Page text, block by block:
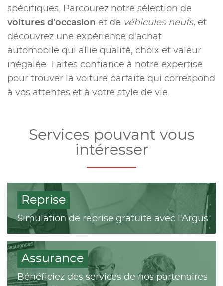
spécifiques. Parcourez notre sélection de
voitures d'occasion et de véhicules neufs, et
découvrez une expérience d'achat
automobile qui allie qualité, choix et valeur
inégalée. Faites confiance à notre expertise
pour trouver la voiture parfaite qui correspond
à vos attentes et à votre style de vie.
Services pouvant vous
intéresser
Reprise
Simulation de reprise gratuite avec l'Argus
Assurance
Bénéficiez des services de nos partenaires